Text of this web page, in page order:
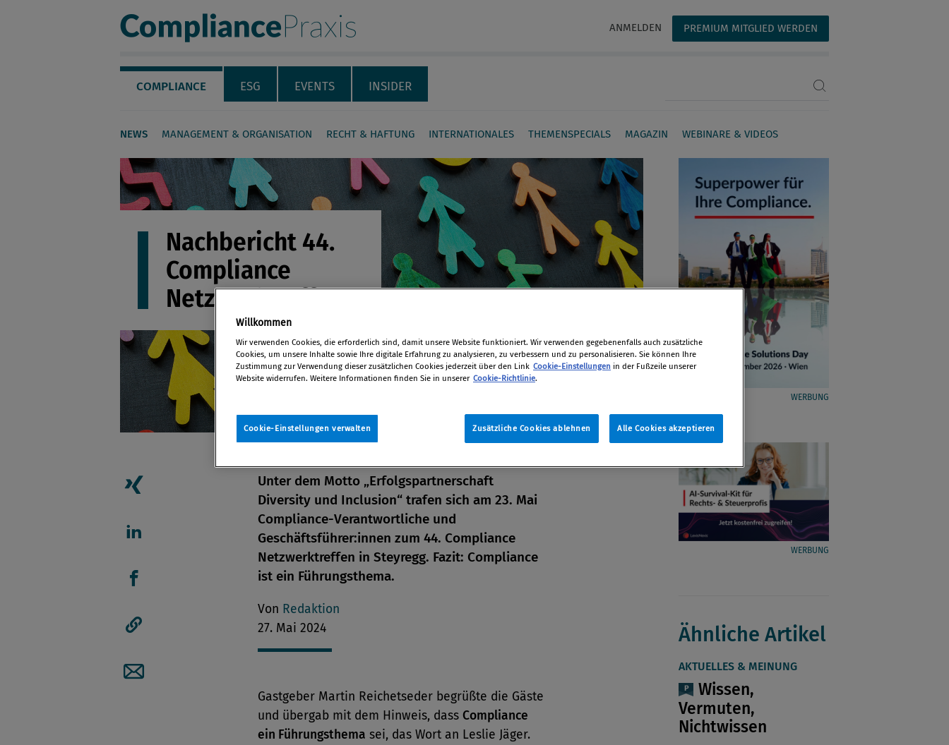
Compliance Praxis
Servicenavigation
ANMELDEN PREMIUM MITGLIED WERDEN
Navigation
COMPLIANCE ESG EVENTS INSIDER
NEWS MANAGEMENT & ORGANISATION RECHT & HAFTUNG INTERNATIONALES THEMENSPECIALS MAGAZIN WEBINARE & VIDEOS
Seiteninhalt
Nachbericht 44.
Compliance
Netzwerktreffen
Artikel auf Xing teilen
Artikel auf linkedIn teilen
Artikel auf Facebook teilen
Artikellink kopieren
Artikel per Mail teilen
Unter dem Motto „Erfolgspartnerschaft
Diversity und Inclusion“ trafen sich am 23. Mai
Compliance-Verantwortliche und
Geschäftsführer:innen zum 44. Compliance
Netzwerktreffen in Steyregg. Fazit: Compliance
ist ein Führungsthema.
Von Redaktion
27. Mai 2024
Gastgeber Martin Reichetseder begrüßte die Gäste
und übergab mit dem Hinweis, dass Compliance
ein Führungsthema sei, das Wort an Leslie Jäger.
WERBUNG
WERBUNG
Ähnliche Artikel
AKTUELLES & MEINUNG
Wissen,
Vermuten,
Nichtwissen
Willkommen
Wir verwenden Cookies, die erforderlich sind, damit unsere Website funktioniert. Wir verwenden gegebenenfalls auch zusätzliche
Cookies, um unsere Inhalte sowie Ihre digitale Erfahrung zu analysieren, zu verbessern und zu personalisieren. Sie können Ihre
Zustimmung zur Verwendung dieser zusätzlichen Cookies jederzeit über den Link Cookie-Einstellungen in der Fußzeile unserer
Website widerrufen. Weitere Informationen finden Sie in unserer Cookie-Richtlinie.
Zusätzliche Cookies ablehnen Alle Cookies akzeptieren
Cookie-Einstellungen verwalten